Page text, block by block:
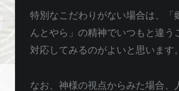
特別なこだわりがない場合は、「
んとやら」の精神でいつもと違う
対応してみるのがよいと思います。
なお、神様の視点からみた場合、